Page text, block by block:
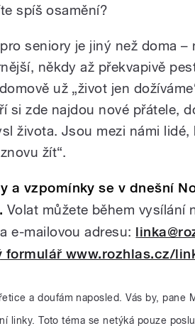
spíš osamění?
seniory je jiný než doma –
někdy až překvapivě
už „život jen
si zde najdou nové přátele,
života. Jsou mezi námi lidé,
žít“.
a vzpomínky se v dnešní
Volat můžete během vysílání
e-mailovou adresu:
formulář www.rozhlas.cz/
a doufám naposled. Vás by, pane
linky. Toto téma se netýká pouze